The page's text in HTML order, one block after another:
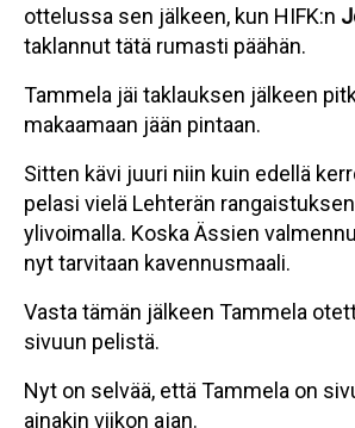
ottelussa sen jälkeen, kun HIFK:n
taklannut tätä rumasti päähän.
Tammela jäi taklauksen jälkeen
makaamaan jään pintaan.
Sitten kävi juuri niin kuin edellä
pelasi vielä Lehterän
ylivoimalla. Koska Ässien
nyt tarvitaan kavennusmaali.
Vasta tämän jälkeen Tammela
sivuun pelistä.
Nyt on selvää, että Tammela on
ainakin viikon ajan.